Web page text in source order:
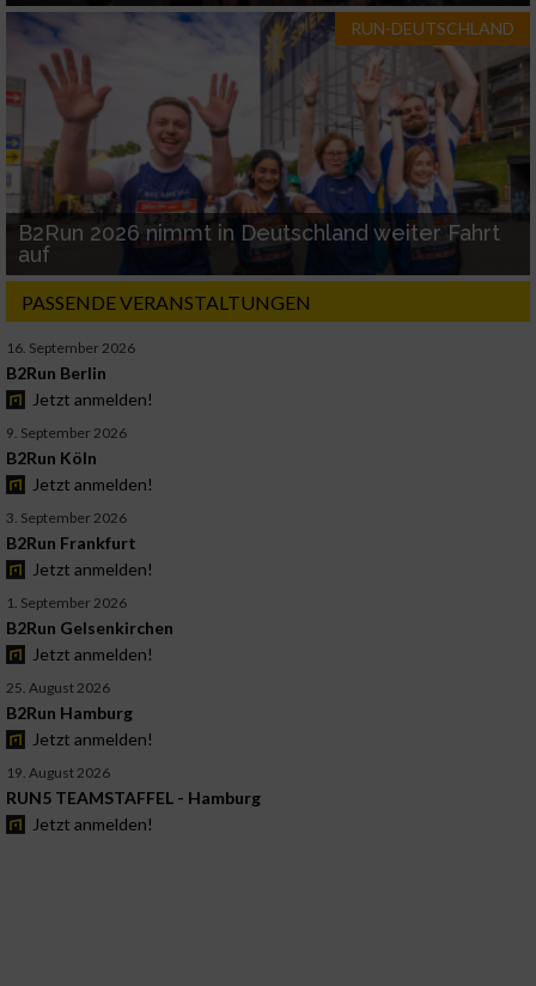
RUN-DEUTSCHLAND
B2Run 2026 nimmt in Deutschland weiter Fahrt
auf
PASSENDE VERANSTALTUNGEN
16. September 2026
B2Run Berlin
Jetzt anmelden!
9. September 2026
B2Run Köln
Jetzt anmelden!
3. September 2026
B2Run Frankfurt
Jetzt anmelden!
1. September 2026
B2Run Gelsenkirchen
Jetzt anmelden!
25. August 2026
B2Run Hamburg
Jetzt anmelden!
19. August 2026
RUN5 TEAMSTAFFEL - Hamburg
Jetzt anmelden!